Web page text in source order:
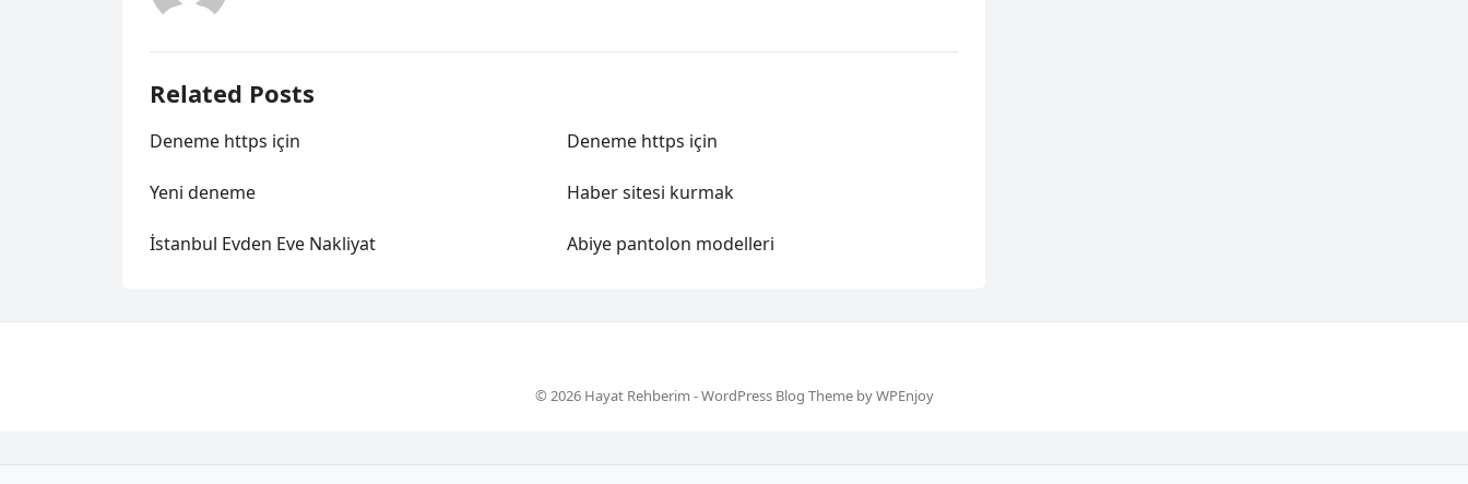
Related Posts
Deneme https için Deneme https için
Yeni deneme Haber sitesi kurmak
İstanbul Evden Eve Nakliyat Abiye pantolon modelleri
© 2026 Hayat Rehberim -WordPress Blog ThemebyWPEnjoy